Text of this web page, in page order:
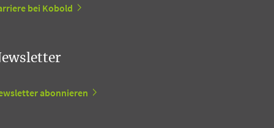
bei Kobold
abonnieren